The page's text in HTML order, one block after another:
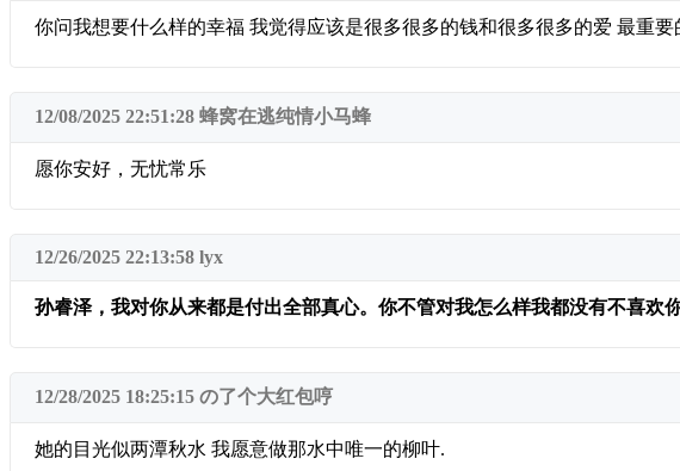
你问我想要什么样的幸福 我觉得应该是很多很多的钱和很多很多的爱 最重要
12/08/2025 22:51:28 蜂窝在逃纯情小马蜂
愿你安好，无忧常乐
12/26/2025 22:13:58 lyx
孙睿泽，我对你从来都是付出全部真心。你不管对我怎么样我都没有不喜欢
12/28/2025 18:25:15 の了个大红包哼
她的目光似两潭秋水 我愿意做那水中唯一的柳叶.